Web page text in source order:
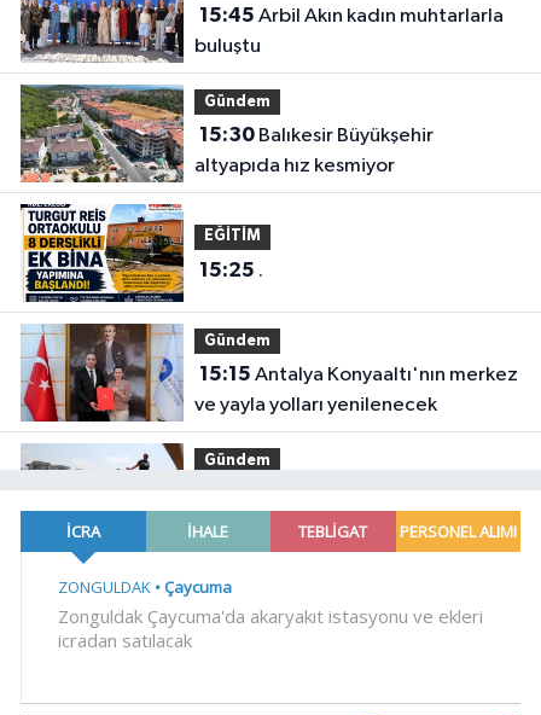
15:45
buluştu
Gündem
15:30Balıkesir Büyükşehir
altyapıda hız kesmiyor
EĞİTİM
15:25 .
Gündem
15:15
ve yayla yolları yenilenecek
Gündem
gününde de vatandaşın yanında
14:45Kırgız Cumhuriyeti Antalya